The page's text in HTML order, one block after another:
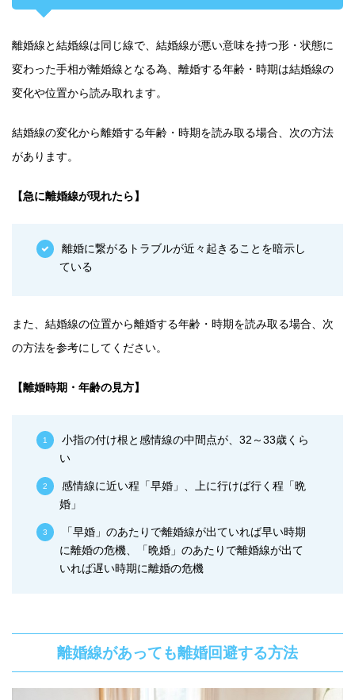
離婚線と結婚線は同じ線で、結婚線が悪い意味を持つ形・状態に
変わった手相が離婚線となる為、離婚する年齢・時期は結婚線の
変化や位置から読み取れます。
結婚線の変化から離婚する年齢・時期を読み取る場合、次の方法
があります。
【急に離婚線が現れたら】
離婚に繋がるトラブルが近々起きることを暗示し
ている
また、結婚線の位置から離婚する年齢・時期を読み取る場合、次
の方法を参考にしてください。
【離婚時期・年齢の見方】
小指の付け根と感情線の中間点が、32～33歳くら
い
感情線に近い程「早婚」、上に行けば行く程「晩
婚」
「早婚」のあたりで離婚線が出ていれば早い時期
に離婚の危機、「晩婚」のあたりで離婚線が出て
いれば遅い時期に離婚の危機
離婚線があっても離婚回避する方法